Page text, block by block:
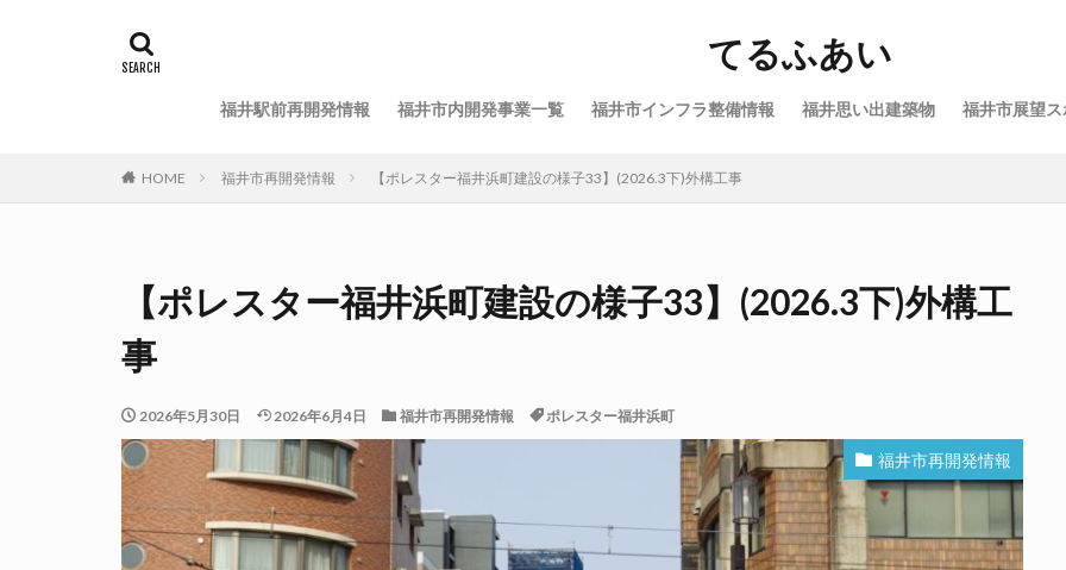
てるふあい
福井駅前再開発情報 福井市内開発事業一覧 福井市インフラ整備情報 福井思い出建築物 福井市展望
HOME 福井市再開発情報 【ポレスター福井浜町建設の様子33】(2026.3下)外構工事
【ポレスター福井浜町建設の様子33】(2026.3下)外構工
事
2026年5月30日 2026年6月4日 福井市再開発情報 ポレスター福井浜町
福井市再開発情報